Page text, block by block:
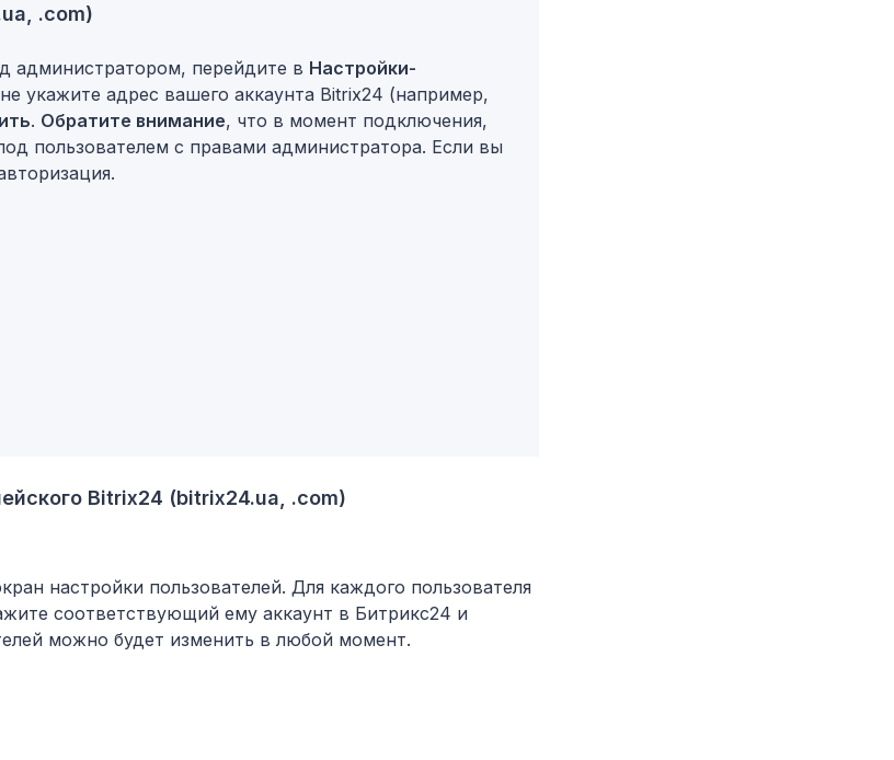
.com)
администратором, перейдите в Настройки-
укажите адрес вашего аккаунта Bitrix24 (например,
. Обратите внимание, что в момент подключения,
пользователем с правами администратора. Если вы
Bitrix24 (bitrix24.ua, .com)
настройки пользователей. Для каждого пользователя
соответствующий ему аккаунт в Битрикс24 и
можно будет изменить в любой момент.